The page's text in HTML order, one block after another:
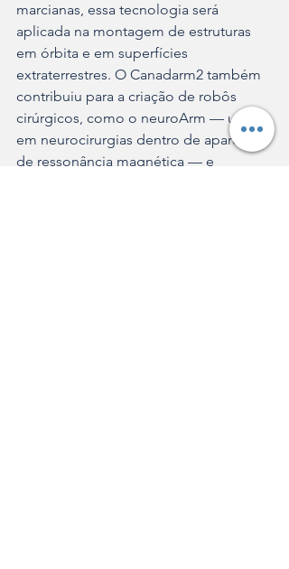
marcianas, essa tecnologia será
aplicada na montagem de estruturas
em órbita e em superfícies
extraterrestres. O Canadarm2 também
contribuiu para a criação de robôs
cirúrgicos, como o neuroArm — usado
em neurocirurgias dentro de aparelhos
de ressonância magnética — e